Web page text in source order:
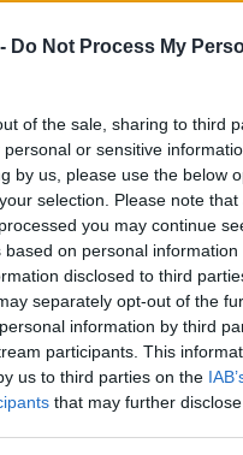
Do Not Process My
of the sale, sharing to third
or sensitive
by us, please use the below
selection. Please note
you may continue
based on personal information
disclosed to third
separately opt-out of the
information by third
participants. This
us to third parties on the
that may further
zadań
z urządzeń
Lexmark Mobile Print z
iOS lub Android lub z
urządzenia z systemem iOS.
działanie
wydrukować do 7200 stron
dzięki
papieru.